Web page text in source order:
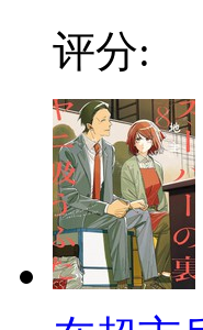
评分: